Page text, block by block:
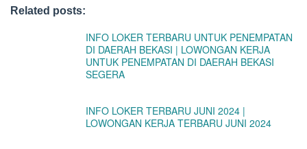
Related posts:
INFO LOKER TERBARU UNTUK PENEMPATAN
DI DAERAH BEKASI | LOWONGAN KERJA
UNTUK PENEMPATAN DI DAERAH BEKASI
SEGERA
INFO LOKER TERBARU JUNI 2024 |
LOWONGAN KERJA TERBARU JUNI 2024